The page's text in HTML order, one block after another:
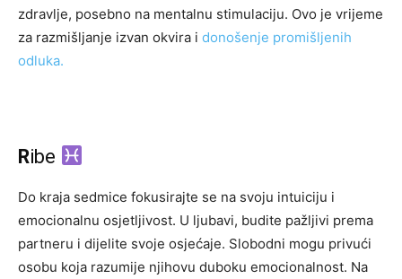
zdravlje, posebno na mentalnu stimulaciju. Ovo je vrijeme
za razmišljanje izvan okvira i donošenje promišljenih
odluka.
Ribe
Do kraja sedmice fokusirajte se na svoju intuiciju i
emocionalnu osjetljivost. U ljubavi, budite pažljivi prema
partneru i dijelite svoje osjećaje. Slobodni mogu privući
osobu koja razumije njihovu duboku emocionalnost. Na